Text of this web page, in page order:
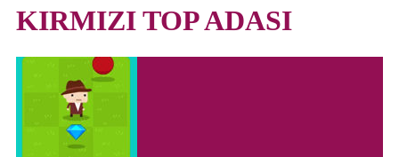
KIRMIZI TOP ADASI